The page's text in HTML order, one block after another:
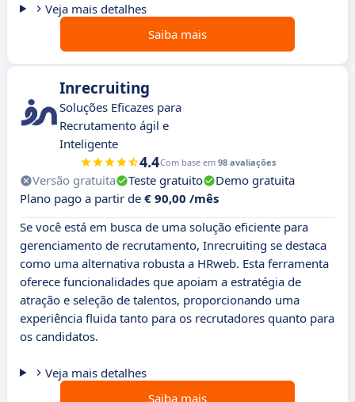
Veja mais detalhes
Saiba mais
Inrecruiting
Soluções Eficazes para
Recrutamento ágil e
Inteligente
4.4Com base em 98 avaliações
Versão gratuita Teste gratuito
Demo gratuita
Plano pago a partir de € 90,00 /mês
Se você está em busca de uma solução eficiente para
gerenciamento de recrutamento, Inrecruiting se destaca
como uma alternativa robusta a HRweb. Esta ferramenta
oferece funcionalidades que apoiam a estratégia de
atração e seleção de talentos, proporcionando uma
experiência fluida tanto para os recrutadores quanto para
os candidatos.
Veja mais detalhes
Saiba mais